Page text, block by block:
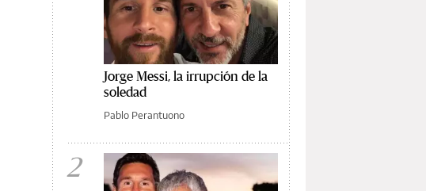
Jorge Messi, la irrupción de la
soledad
Pablo Perantuono
2